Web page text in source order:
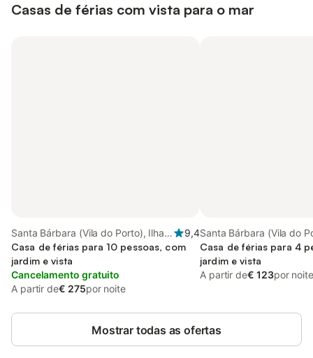
Casas de férias com vista para o mar
Santa Bárbara (Vila do Porto), Ilha
de Santa Maria
9,4
Casa de férias para 10 pessoas, com
jardim e vista
Cancelamento gratuito
A partir de€ 275por noite
Santa Bárbara (Vila do
de Santa Maria
Casa de férias para 4
jardim e vista
A partir de€ 123por noite
Mostrar todas as ofertas